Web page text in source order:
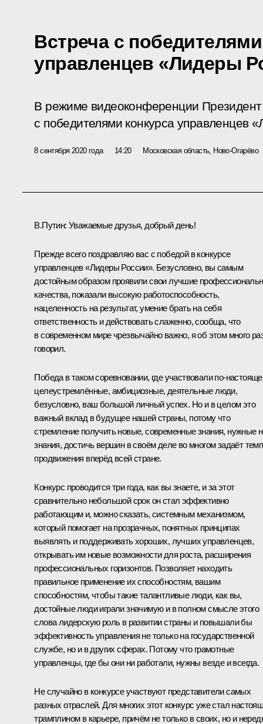
Встреча с
управленцев «Лидеры
В режиме видеоконференции Президент
с победителями конкурса управленцев
8 сентября 2020 года 14:20 Московская область, Ново-Огарёво
В.Путин: Уважаемые друзья, добрый день!
Прежде всего поздравляю вас с победой в конкурсе
управленцев «Лидеры России». Безусловно, вы самым
достойным образом проявили свои лучшие
качества, показали высокую работоспособность,
нацеленность на результат, умение брать на себя
ответственность и действовать слаженно, сообща, что
в современном мире чрезвычайно важно, я об этом много
говорил.
Победа в таком соревновании, где участвовали
целеустремлённые, амбициозные, деятельные люди,
безусловно, ваш большой личный успех. Но и в целом это
важный вклад в будущее нашей страны, потому что
стремление получить новые, современные знания, нужные
знания, достичь вершин в своём деле во многом задаёт темп
продвижения вперёд всей стране.
Конкурс проводится три года, как вы знаете, и за этот
сравнительно небольшой срок он стал эффективно
работающим и, можно сказать, системным механизмом,
который помогает на прозрачных, понятных принципах
выявлять и поддерживать хороших, лучших управленцев,
открывать им новые возможности для роста, расширения
профессиональных горизонтов. Позволяет находить
правильное применение их способностям, вашим
способностям, чтобы такие талантливые люди, как вы,
достойные люди играли значимую и в полном смысле этого
слова лидерскую роль в развитии страны и повышали бы
эффективность управления не только на государственной
службе, но и в других сферах. Потому что грамотные
управленцы, где бы они ни работали, нужны везде и всегда.
Не случайно в конкурсе участвуют представители самых
разных отраслей. Для многих этот конкурс уже стал
трамплином в карьере, причём не только в своих, но и